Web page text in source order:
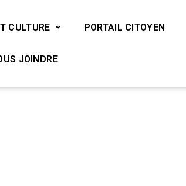
CULTURE PORTAIL CITOYEN
JOINDRE
soutenir